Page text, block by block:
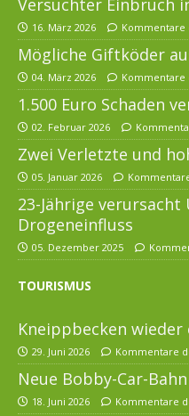
16. März 2026
Mögliche Giftköder
04. März 2026
1.500 Euro Schaden
02. Februar 2026
Zwei Verletzte und
05. Januar 2026
23-Jährige
Drogeneinfluss
05. Dezember 2025
TOURISMUS
Kneippbecken
29. Juni 2026 Kommentare
Neue Bobby-Car-
18. Juni 2026 Kommentare